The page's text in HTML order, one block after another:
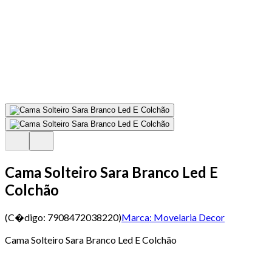
Cama Solteiro Sara Branco Led E
Colchão
(C�digo: 7908472038220)Marca: Movelaria Decor
Cama Solteiro Sara Branco Led E Colchão